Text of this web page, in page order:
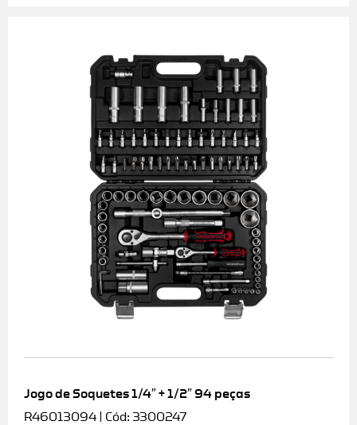
Jogo de Soquetes 1/4″ + 1/2″ 94 peças
R46013094 | Cód: 3300247